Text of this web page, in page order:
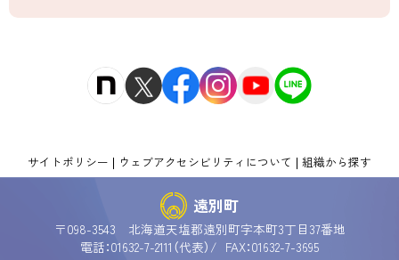
外
ト
）
外
ト
）
サイトポリシー ウェブアクセシビリティについて 組織から探す
遠別町
〒098-3543 北海道天塩郡遠別町字本町3丁目37番地
電話：01632-7-2111（代表）
FAX：01632-7-3695